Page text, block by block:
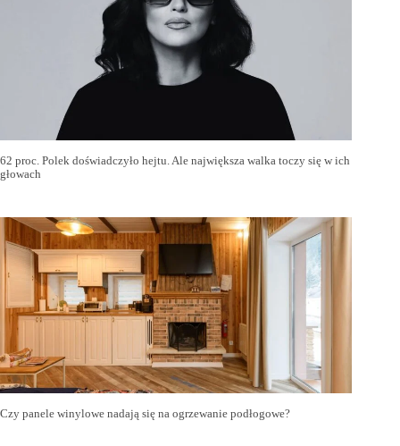
62 proc. Polek doświadczyło hejtu. Ale największa walka toczy się w ich
głowach
Czy panele winylowe nadają się na ogrzewanie podłogowe?